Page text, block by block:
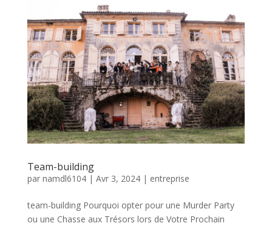
Team-building
par namdl6104| Avr 3, 2024| entreprise
team-building Pourquoi opter pour une Murder Party
ou une Chasse aux Trésors lors de Votre Prochain